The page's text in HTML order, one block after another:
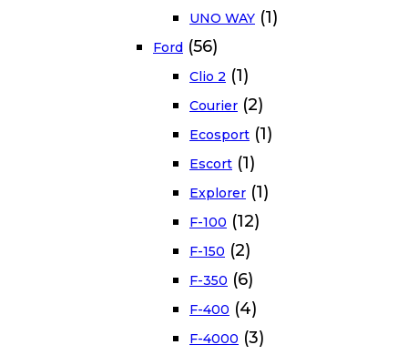
UNO WAY (1)
Ford (56)
Clio 2 (1)
Courier (2)
Ecosport (1)
Escort (1)
Explorer (1)
F-100 (12)
F-150 (2)
F-350 (6)
F-400 (4)
F-4000 (3)